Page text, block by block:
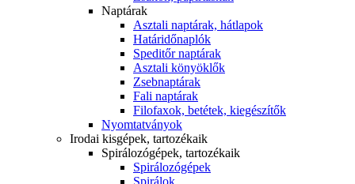
Naptárak
Asztali naptárak, hátlapok
Határidőnaplók
Speditőr naptárak
Asztali könyöklők
Zsebnaptárak
Fali naptárak
Filofaxok, betétek, kiegészítők
Nyomtatványok
Irodai kisgépek, tartozékaik
Spirálozógépek, tartozékaik
Spirálozógépek
Spirálok